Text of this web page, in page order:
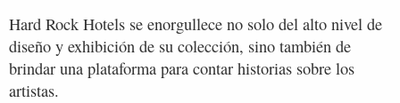
Hard Rock Hotels se enorgullece no solo del alto nivel de
diseño y exhibición de su colección, sino también de
brindar una plataforma para contar historias sobre los
artistas.